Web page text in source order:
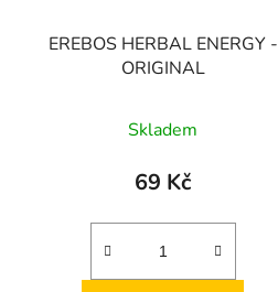
EREBOS HERBAL ENERGY -
ORIGINAL
Skladem
69 Kč